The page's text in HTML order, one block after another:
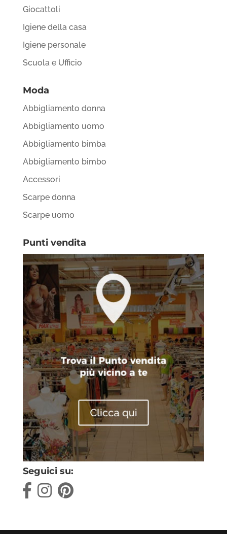
Giocattoli
Igiene della casa
Igiene personale
Scuola e Ufficio
Moda
Abbigliamento donna
Abbigliamento uomo
Abbigliamento bimba
Abbigliamento bimbo
Accessori
Scarpe donna
Scarpe uomo
Punti vendita
Seguici su: